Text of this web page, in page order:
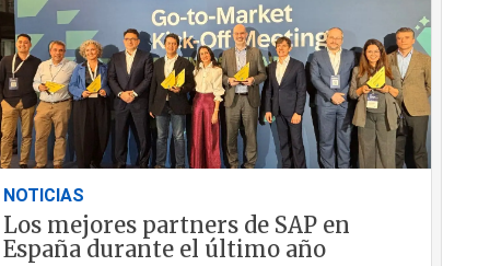
NOTICIAS
Los mejores partners de SAP en
España durante el último año